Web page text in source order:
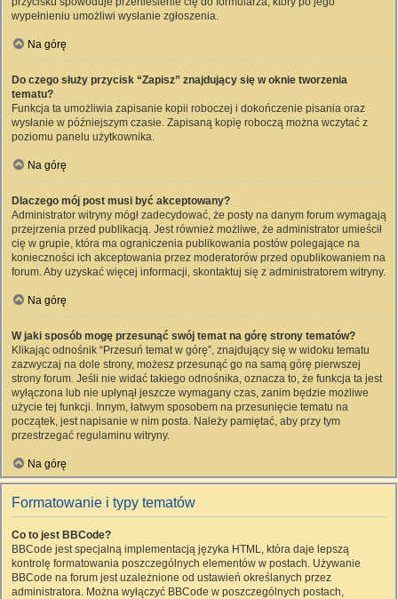
wypełnieniu umożliwi wysłanie zgłoszenia.
Na górę
Do czego służy przycisk “Zapisz” znajdujący się w oknie tworzenia
tematu?
Funkcja ta umożliwia zapisanie kopii roboczej i dokończenie pisania oraz
wysłanie w późniejszym czasie. Zapisaną kopię roboczą można wczytać z
poziomu panelu użytkownika.
Na górę
Dlaczego mój post musi być akceptowany?
Administrator witryny mógł zadecydować, że posty na danym forum wymagają
przejrzenia przed publikacją. Jest również możliwe, że administrator umieścił
cię w grupie, która ma ograniczenia publikowania postów polegające na
konieczności ich akceptowania przez moderatorów przed opublikowaniem na
forum. Aby uzyskać więcej informacji, skontaktuj się z administratorem witryny.
Na górę
W jaki sposób mogę przesunąć swój temat na górę strony tematów?
Klikając odnośnik “Przesuń temat w górę”, znajdujący się w widoku tematu
zazwyczaj na dole strony, możesz przesunąć go na samą górę pierwszej
strony forum. Jeśli nie widać takiego odnośnika, oznacza to, że funkcja ta jest
wyłączona lub nie upłynął jeszcze wymagany czas, zanim będzie możliwe
użycie tej funkcji. Innym, łatwym sposobem na przesunięcie tematu na
początek, jest napisanie w nim posta. Należy pamiętać, aby przy tym
przestrzegać regulaminu witryny.
Na górę
Formatowanie i typy tematów
Co to jest BBCode?
BBCode jest specjalną implementacją języka HTML, która daje lepszą
kontrolę formatowania poszczególnych elementów w postach. Używanie
BBCode na forum jest uzależnione od ustawień określanych przez
administratora. Można wyłączyć BBCode w poszczególnych postach,